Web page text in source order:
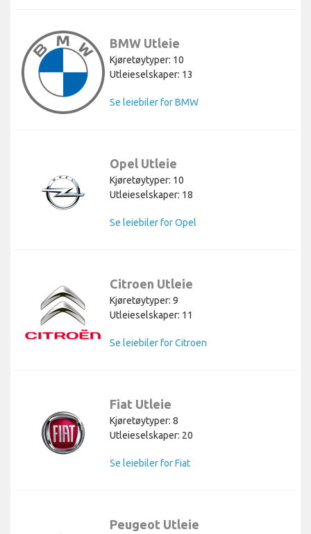
BMW Utleie
Kjøretøytyper: 10
Utleieselskaper: 13
Se leiebiler for BMW
Opel Utleie
Kjøretøytyper: 10
Utleieselskaper: 18
Se leiebiler for Opel
Citroen Utleie
Kjøretøytyper: 9
Utleieselskaper: 11
Se leiebiler for Citroen
Fiat Utleie
Kjøretøytyper: 8
Utleieselskaper: 20
Se leiebiler for Fiat
Peugeot Utleie